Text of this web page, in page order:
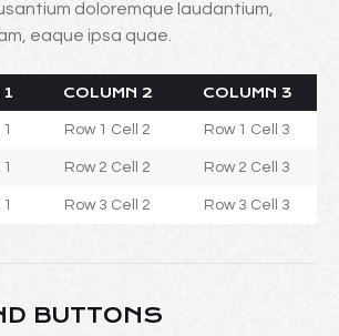
doloremque laudantium,
eaque ipsa quae.
1 COLUMN 2 COLUMN 3
Row 1 Cell 2 Row 1 Cell 3
Row 2 Cell 2 Row 2 Cell 3
Row 3 Cell 2 Row 3 Cell 3
BUTTONS